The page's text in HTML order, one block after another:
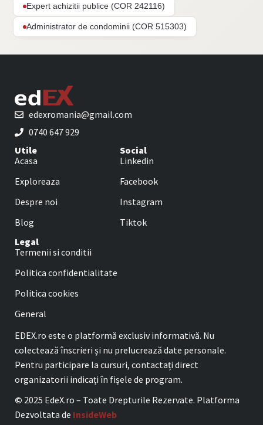
Expert achizitii publice (COR 242116)
Administrator de condominii (COR 515303)
edexromania@gmail.com
0740 647 929
Utile
Acasa
Exploreaza
Despre noi
Blog
Social
Linkedin
Facebook
Instagram
Tiktok
Legal
Termenii si conditii
Politica confidentialitate
Politica cookies
General
EDEX.ro este o platformă exclusiv informativă. Nu
colectează înscrieri și nu prelucrează date personale.
Pentru participare la cursuri, contactați direct
organizatorii indicați în fișele de program.
© 2025 EdeX.ro – Toate Drepturile Rezervate. Platforma
Dezvoltata de InsideWeb